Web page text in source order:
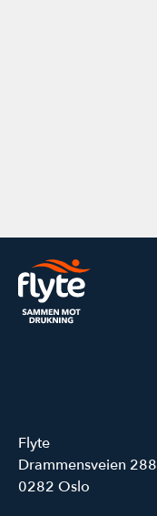
Flyte
Drammensveien 288
0282 Oslo